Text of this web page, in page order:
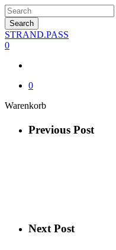
Skip
to
main
content
Search
Close
Search
STRAND.PASS
0
0
WarenkorbClose
Previous Post
Next Post